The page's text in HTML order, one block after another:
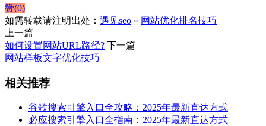
赞(0)
如需转载请注明出处： 遇见seo » 网站优化排名技巧
上一篇
如何设置网站URL路径? 下一篇
网站样板文字优化技巧
相关推荐
谷歌搜索引擎入口全攻略：2025年最新直达方式
必应搜索引擎入口全指南：2025年最新直达方式